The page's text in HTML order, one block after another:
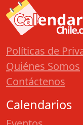
Políticas de
Quiénes Somos
Contáctenos
Calendarios